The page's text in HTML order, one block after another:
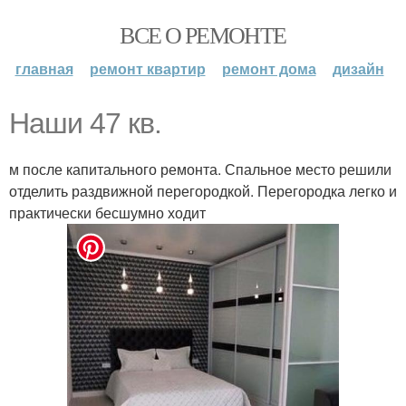
ВСЕ О РЕМОНТЕ
главная ремонт квартир ремонт дома дизайн
Наши 47 кв.
м после капитального ремонта. Спальное место решили
отделить раздвижной перегородкой. Перегородка легко и
практически бесшумно ходит